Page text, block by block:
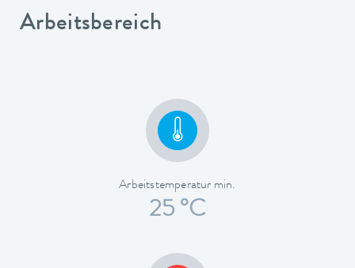
Arbeitsbereich
Arbeitstemperatur min.
25 °C